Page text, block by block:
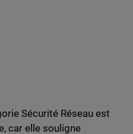
Sécurité Réseau est
car elle souligne